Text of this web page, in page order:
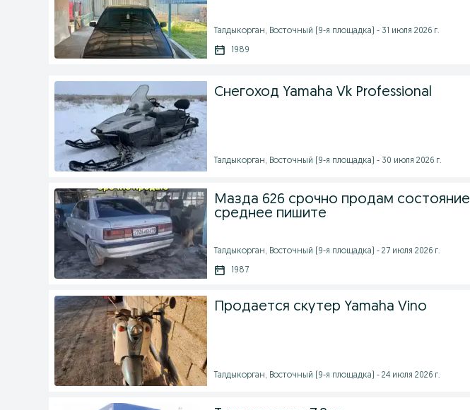
Талдыкорган, Восточный (9-я площадка) - 31 июля 2026 г.
1989
Снегоход Yamaha Vk Professional
Талдыкорган, Восточный (9-я площадка) - 30 июля 2026 г.
Мазда 626 срочно продам состояние
среднее пишите
Талдыкорган, Восточный (9-я площадка) - 27 июля 2026 г.
1987
Продается скутер Yamaha Vino
Талдыкорган, Восточный (9-я площадка) - 24 июля 2026 г.